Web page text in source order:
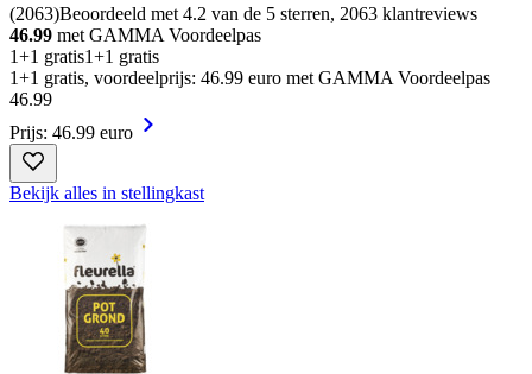
(2063)Beoordeeld met 4.2 van de 5 sterren, 2063 klantreviews
46.99 met GAMMA Voordeelpas
1+1 gratis1+1 gratis
1+1 gratis, voordeelprijs: 46.99 euro met GAMMA Voordeelpas
46.99
Prijs: 46.99 euro
Bekijk alles in stellingkast